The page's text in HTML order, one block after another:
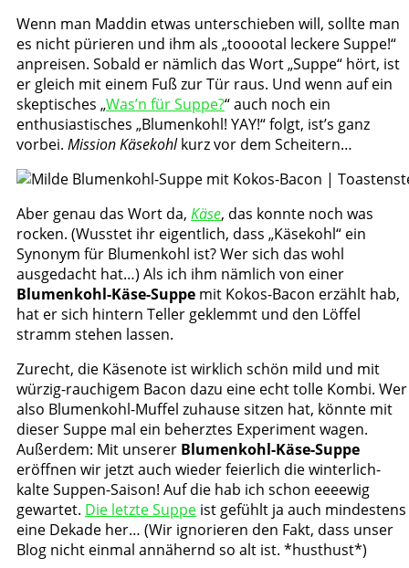
Wenn man Maddin etwas unterschieben will, sollte man
es nicht pürieren und ihm als „tooootal leckere Suppe!“
anpreisen. Sobald er nämlich das Wort „Suppe“ hört, ist
er gleich mit einem Fuß zur Tür raus. Und wenn auf ein
skeptisches „Was’n für Suppe?“ auch noch ein
enthusiastisches „Blumenkohl! YAY!“ folgt, ist’s ganz
vorbei. Mission Käsekohlkurz vor dem Scheitern…
Aber genau das Wort da, Käse, das konnte noch was
rocken. (Wusstet ihr eigentlich, dass „Käsekohl“ ein
Synonym für Blumenkohl ist? Wer sich das wohl
ausgedacht hat…) Als ich ihm nämlich von einer
Blumenkohl-Käse-Suppe mit Kokos-Bacon erzählt hab,
hat er sich hintern Teller geklemmt und den Löffel
stramm stehen lassen.
Zurecht, die Käsenote ist wirklich schön mild und mit
würzig-rauchigem Bacon dazu eine echt tolle Kombi. Wer
also Blumenkohl-Muffel zuhause sitzen hat, könnte mit
dieser Suppe mal ein beherztes Experiment wagen.
Außerdem: Mit unserer Blumenkohl-Käse-Suppe
eröffnen wir jetzt auch wieder feierlich die winterlich-
kalte Suppen-Saison! Auf die hab ich schon eeeewig
gewartet. Die letzte Suppe ist gefühlt ja auch mindestens
eine Dekade her… (Wir ignorieren den Fakt, dass unser
Blog nicht einmal annähernd so alt ist. *husthust*)